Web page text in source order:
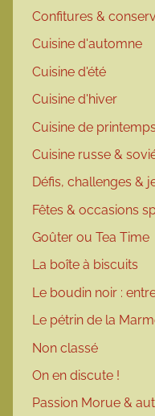
Confitures &
Cuisine d'automne
Cuisine d'été
Cuisine d'hiver
Cuisine de printemps
Cuisine russe &
Défis, challenges &
Fêtes & occasions
Goûter ou Tea Time
La boîte à biscuits
Le boudin noir :
Le pétrin de la
Non classé
On en discute !
Passion Morue &